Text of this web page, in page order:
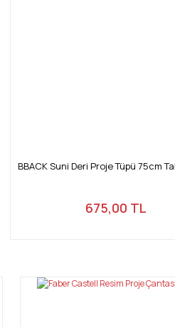
BBACK Suni Deri Proje Tüpü 75cm
675,00 TL